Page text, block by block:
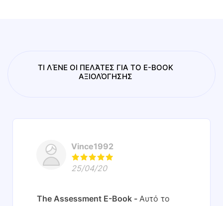
ΤΙ ΛΈΝΕ ΟΙ ΠΕΛΆΤΕΣ ΓΙΑ ΤΟ E-BOOK
ΑΞΙΟΛΌΓΗΣΗΣ
Vince1992
25/04/20
The Assessment E-Book Αυτό το